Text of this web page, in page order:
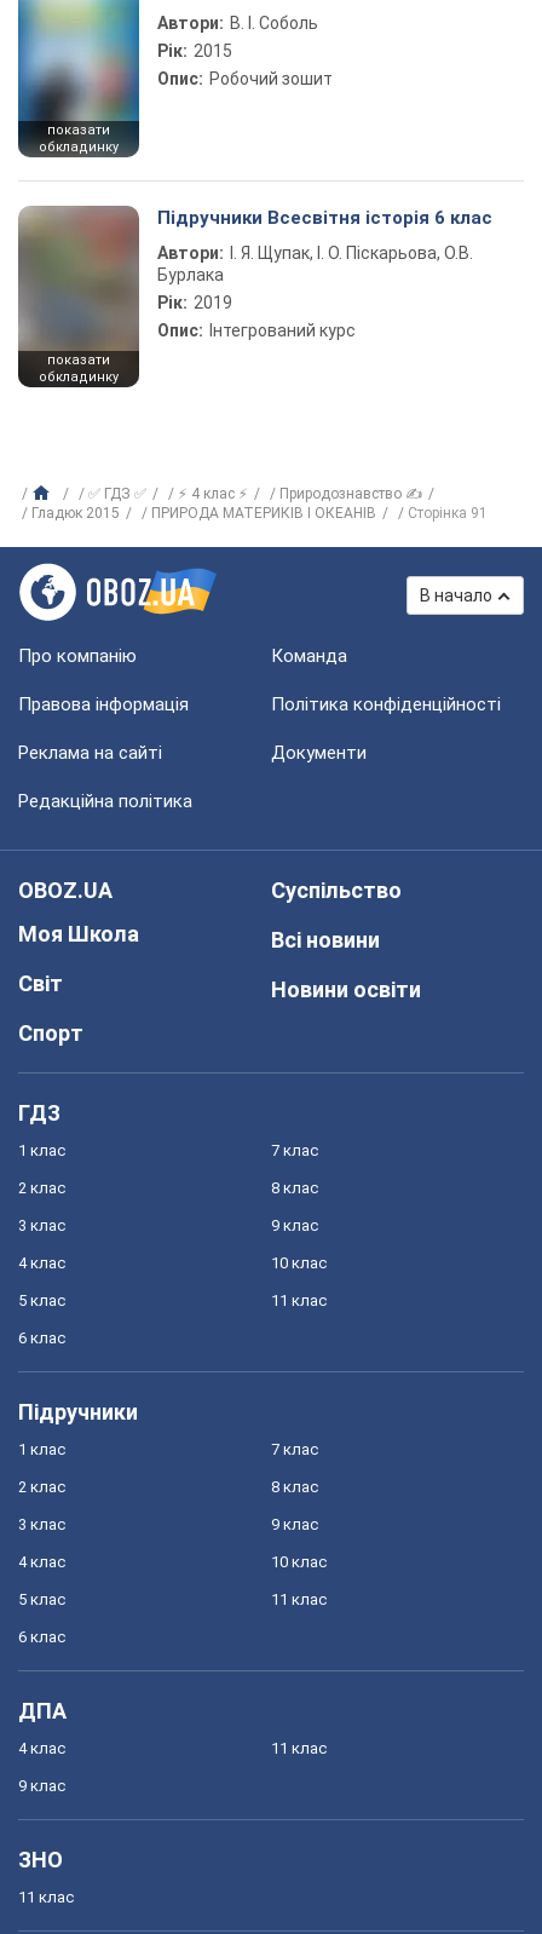
показати
обкладинку
Автори: В. І. Соболь
Рік: 2015
Опис: Робочий зошит
показати
обкладинку
Підручники Всесвітня історія 6 клас
Автори:
І. Я. Щупак, І. О. Піскарьова, О.В.
Бурлака
Рік: 2019
Опис: Інтегрований курс
✅ ГДЗ ✅ ⚡ 4 клас ⚡
Природознавство ✍
Гладюк 2015
ПРИРОДА МАТЕРИКІВ І ОКЕАНІВ Сторінка 91
В начало
Про компанію Команда
Правова інформація Політика конфіденційності
Реклама на сайті Документи
Редакційна політика
OBOZ.UA
Моя Школа
Світ
Спорт
Суспільство
Всі новини
Новини освіти
ГДЗ
1 клас
2 клас
3 клас
4 клас
5 клас
6 клас
7 клас
8 клас
9 клас
10 клас
11 клас
Підручники
1 клас
2 клас
3 клас
4 клас
5 клас
6 клас
7 клас
8 клас
9 клас
10 клас
11 клас
ДПА
4 клас
9 клас
11 клас
ЗНО
11 клас